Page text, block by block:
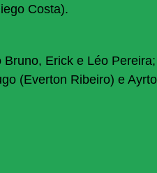
Costa).
Erick e Léo
(Everton Ribeiro) e